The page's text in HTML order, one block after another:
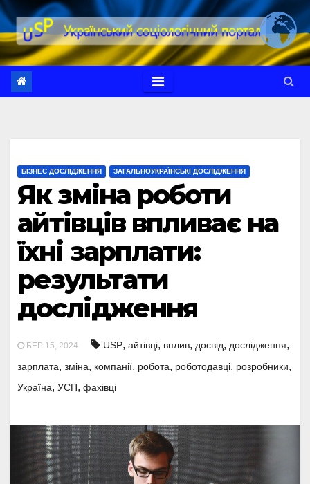
Перейти
до
вмісту
БІЗНЕС ДОСЛІДЖЕННЯ ЗАГАЛЬНОУКРАЇНСЬКІ ДОСЛІДЖЕННЯ
Як зміна роботи
айтівців впливає на
їхні зарплати:
результати
дослідження
БЕР 15, 2024 USP, айтівці, вплив, досвід, дослідження,
зарплата, зміна, компанії, робота, роботодавці, розробники,
Україна, УСП, фахівці